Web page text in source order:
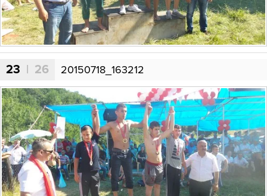
23 | 26 20150718_163212